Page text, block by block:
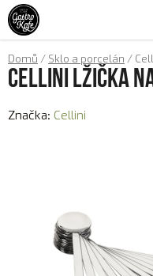
Přejít
na
obsah
Domů / Sklo a porcelán /
Cellini lžička
Značka: Cellini